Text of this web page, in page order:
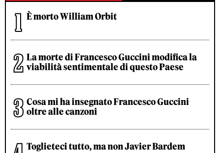
È morto William Orbit
La morte di Francesco Guccini modifica la
viabilità sentimentale di questo Paese
Cosa mi ha insegnato Francesco Guccini
oltre alle canzoni
Toglieteci tutto, ma non Javier Bardem